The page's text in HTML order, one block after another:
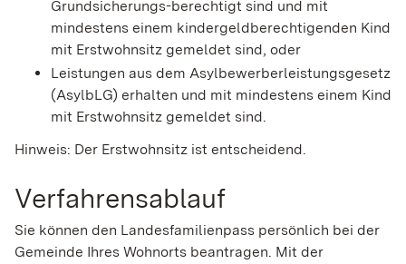
Grundsicherungs-berechtigt sind und mit
mindestens einem kindergeldberechtigenden Kind
mit Erstwohnsitz gemeldet sind, oder
Leistungen aus dem Asylbewerberleistungsgesetz
(AsylbLG) erhalten und mit mindestens einem Kind
mit Erstwohnsitz gemeldet sind.
Hinweis: Der Erstwohnsitz ist entscheidend.
Verfahrensablauf
Sie können den Landesfamilienpass persönlich bei der
Gemeinde Ihres Wohnorts beantragen. Mit der